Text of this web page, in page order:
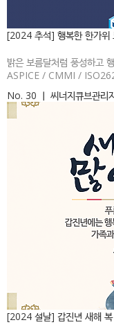
[2024 추석] 행복한 한가위
밝은 보름달처럼 풍성하고
ASPICE / CMMI /
No. 30 ㅣ 씨너지큐브관리
[2024 설날] 갑진년 새해 복